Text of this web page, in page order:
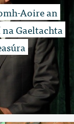
Aoire an
Gaeltachta